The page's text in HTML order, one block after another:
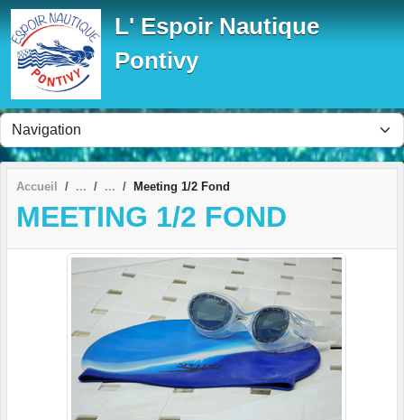
L' Espoir Nautique
Pontivy
Accueil Meeting 1/2 Fond
MEETING 1/2 FOND
Panneau de gestion des cookies